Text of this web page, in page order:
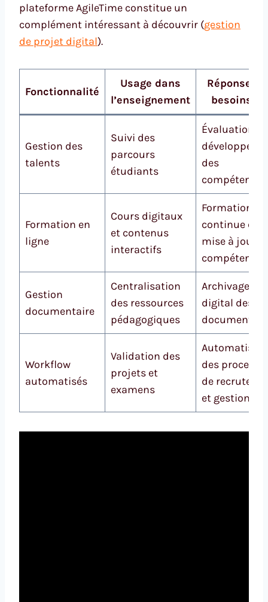
plateforme AgileTime constitue un
complément intéressant à découvrir (gestion
de projet digital).
Fonctionnalité
Usage dans
l’enseignement
Réponse
besoins
Gestion des
talents
Suivi des
parcours
étudiants
Évaluation et
des
compétences
Formation en
ligne
Cours digitaux
et contenus
interactifs
Formation
continue et
mise à jour
compétences
Gestion
documentaire
Centralisation
des ressources
pédagogiques
Archivage
digital des
documents
Workflow
automatisés
Validation des
projets et
examens
des
de
et gestion